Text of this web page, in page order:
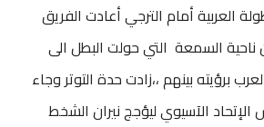
العربية أمام الترجي أعادت الفريق
ناحية السمعة التي حولت البطل الى
برؤيته بينهم ،،زادت حدة التوتر وجاء
الإتحاد الآسيوي ليؤجج نيران الشخط